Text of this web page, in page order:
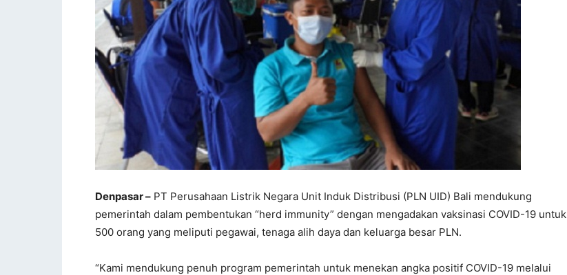
Denpasar – PT Perusahaan Listrik Negara Unit Induk Distribusi (PLN UID) Bali mendukung
pemerintah dalam pembentukan “herd immunity” dengan mengadakan vaksinasi COVID-19 untuk
500 orang yang meliputi pegawai, tenaga alih daya dan keluarga besar PLN.
“Kami mendukung penuh program pemerintah untuk menekan angka positif COVID-19 melalui